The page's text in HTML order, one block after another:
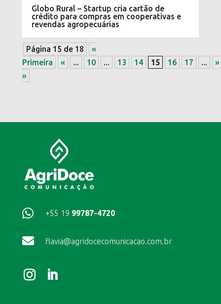
Globo Rural – Startup cria cartão de
crédito para compras em cooperativas e
revendas agropecuárias
Página 15 de 18
«
Primeira
« ... 10 ... 13 14 15 16 17 ...
»
»
 +55 19 99787-4720
 flavia@agridocecomunicacao.com.br